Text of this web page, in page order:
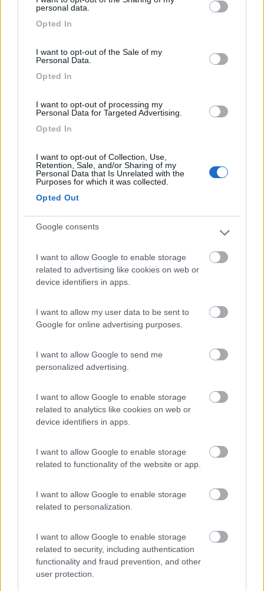
not limited to your visit or usage behaviour. You may click to
use your data for below specified purposes in below Google
personal data.
Opted In
I want to opt-out of the Sale of my
Personal Data.
Opted In
I want to opt-out of processing my
Personal Data for Targeted Advertising.
Opted In
I want to opt-out of Collection, Use,
Retention, Sale, and/or Sharing of my
Personal Data that Is Unrelated with the
Purposes for which it was collected.
Opted Out
Google consents
I want to allow Google to enable storage
related to advertising like cookies on web or
device identifiers in apps.
I want to allow my user data to be sent to
Google for online advertising purposes.
I want to allow Google to send me
personalized advertising.
I want to allow Google to enable storage
related to analytics like cookies on web or
device identifiers in apps.
I want to allow Google to enable storage
related to functionality of the website or app.
I want to allow Google to enable storage
related to personalization.
I want to allow Google to enable storage
related to security, including authentication
functionality and fraud prevention, and other
user protection.
gratuitamente si può ormeggiarr il proprio natante.
Punto ristoro
Kyria
Punto ristoro
bazylothis
Tranquillo, molto pulito, ben tenuto, personale
Accoglienza Caratteristiche
Segnalati nei dintorni
8.8
(34)
Tenuta L'Alba di Monte Matino
Area di sosta
8.5
(93)
Agriturismo Biologico Fontanelle
Otranto